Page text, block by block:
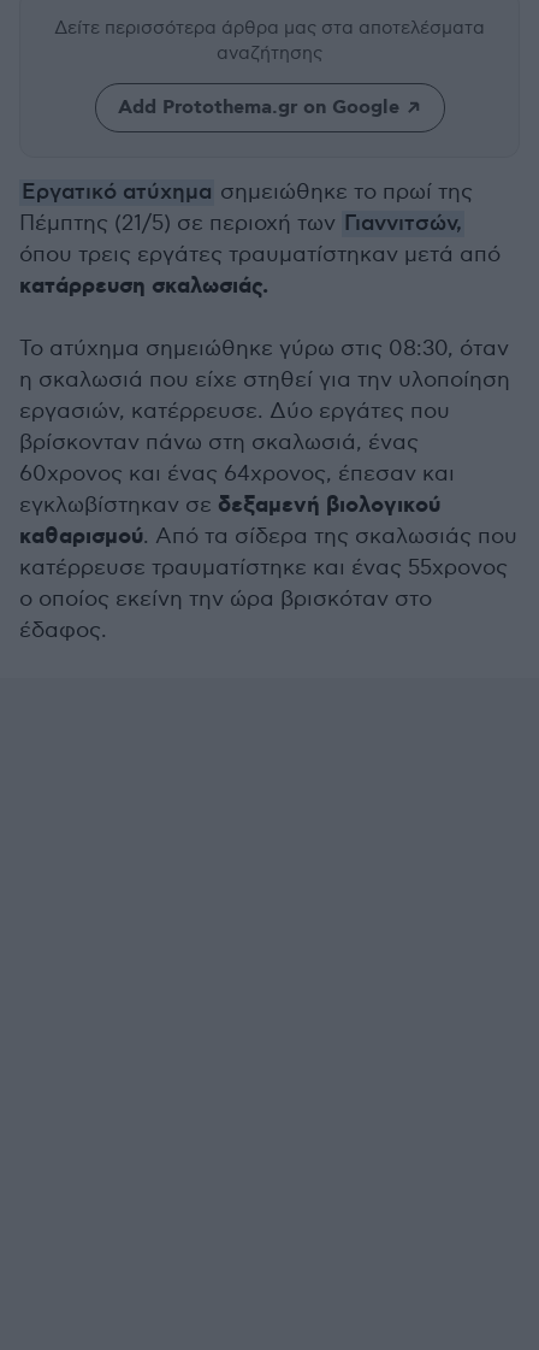
Δείτε περισσότερα άρθρα μας στα αποτελέσματα
αναζήτησης
Add Protothema.gr on Google
Εργατικό ατύχημα σημειώθηκε το πρωί της
Πέμπτης (21/5) σε περιοχή των Γιαννιτσών,
όπου τρεις εργάτες τραυματίστηκαν μετά από
κατάρρευση σκαλωσιάς.
Το ατύχημα σημειώθηκε γύρω στις 08:30, όταν
η σκαλωσιά που είχε στηθεί για την υλοποίηση
εργασιών, κατέρρευσε. Δύο εργάτες που
βρίσκονταν πάνω στη σκαλωσιά, ένας
60χρονος και ένας 64χρονος, έπεσαν και
εγκλωβίστηκαν σε δεξαμενή βιολογικού
καθαρισμού. Από τα σίδερα της σκαλωσιάς που
κατέρρευσε τραυματίστηκε και ένας 55χρονος
ο οποίος εκείνη την ώρα βρισκόταν στο
έδαφος.